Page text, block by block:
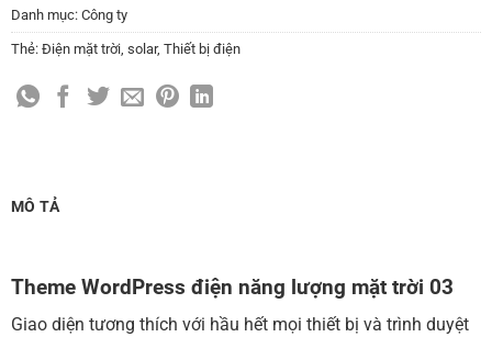
Thay đổi màu sắc toàn bộ site theo yêu cầu
(+150,000 ₫)
Thiết kế logo đơn giản để đăng web
MUA THÊM TÊN MIỀN + HOSTING
Tên miền Việt Nam .vn (1 năm)
(+550,000 ₫)
Hosting 2GB SSD (1 năm)
(+700,000 ₫)
Danh mục: Công ty
Thẻ: Điện mặt trời solar, Thiết bị điện
MÔ TẢ
Theme WordPress điện năng lượng mặt trời 03
Giao diện tương thích với hầu hết mọi thiết bị và trình duyệt